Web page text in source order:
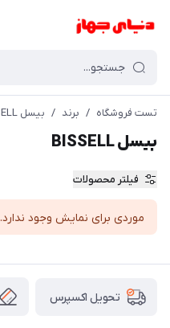
تست فروشگاه / برند / بیسل BISSELL
بیسل BISSELL
فیلتر محصولات
موردی برای نمایش وجود ندارد.
تحویل اکسپرس